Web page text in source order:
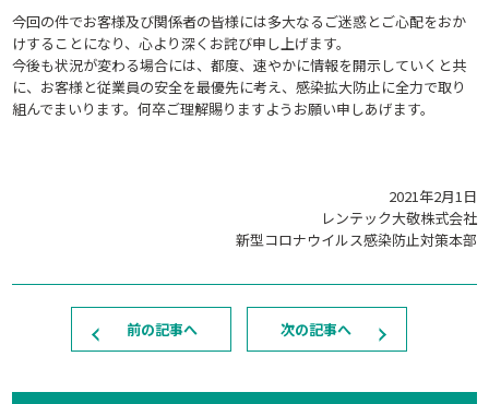
今回の件でお客様及び関係者の皆様には多大なるご迷惑とご心配をおか
けすることになり、心より深くお詫び申し上げます。
今後も状況が変わる場合には、都度、速やかに情報を開示していくと共
に、お客様と従業員の安全を最優先に考え、感染拡大防止に全力で取り
組んでまいります。何卒ご理解賜りますようお願い申しあげます。
2021年2月1日
レンテック大敬株式会社
新型コロナウイルス感染防止対策本部
前の記事へ 次の記事へ